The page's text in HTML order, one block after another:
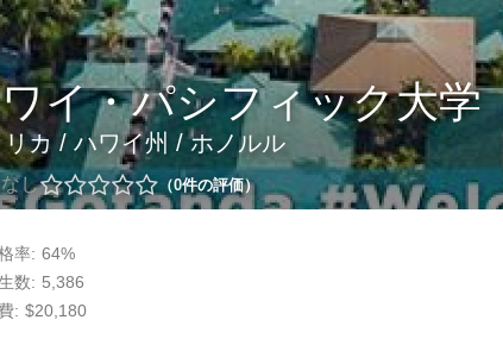
イ・パシフィック大学
カ/ ハワイ州 /ホノルル
し 0件の評価
率: 64%
数: 5,386
: $20,180